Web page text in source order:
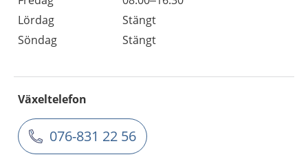
Lördag
Stängt
Söndag
Stängt
Växeltelefon
076-831 22 56